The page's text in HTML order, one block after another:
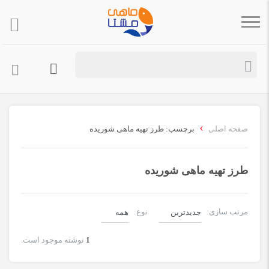
صفحه اصلی › برچسب: طرز تهیه ماهی شوریده
طرز تهیه ماهی شوریده
مرتب سازی: نوع:
1 نوشته موجود است.